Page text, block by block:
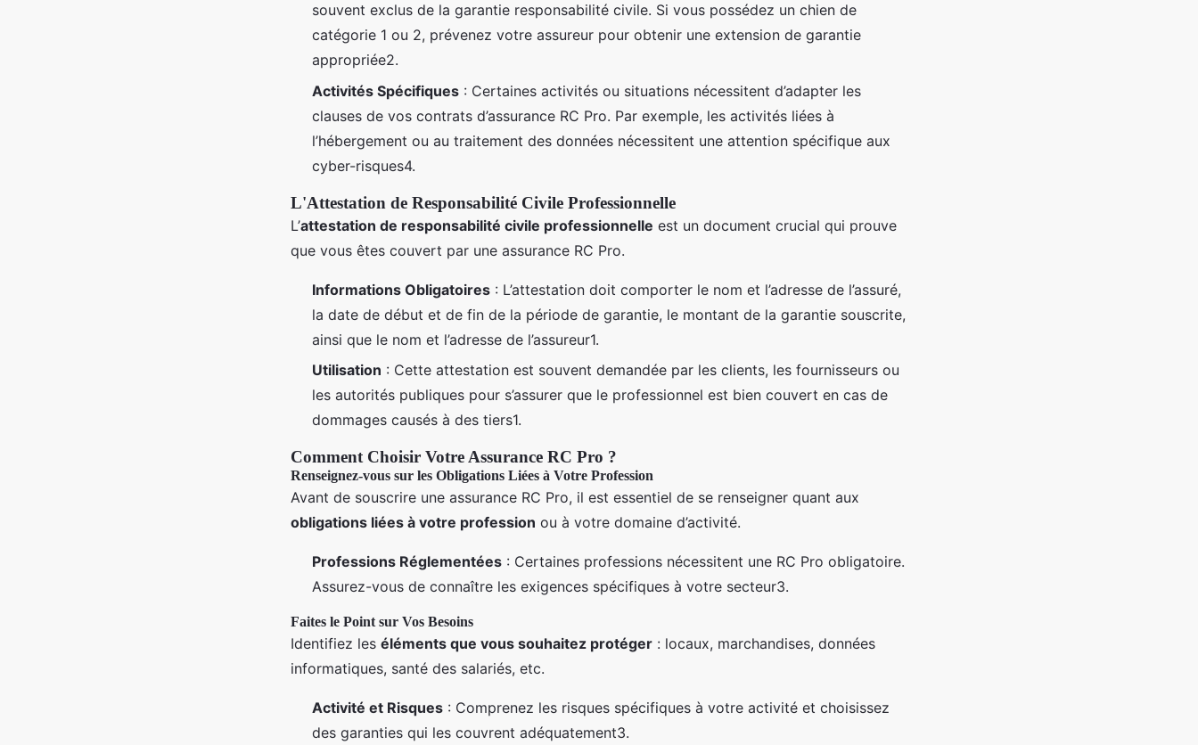
souvent exclus de la garantie responsabilité civile. Si vous possédez un chien de
catégorie 1 ou 2, prévenez votre assureur pour obtenir une extension de garantie
appropriée2.
Activités Spécifiques : Certaines activités ou situations nécessitent d’adapter les
clauses de vos contrats d’assurance RC Pro. Par exemple, les activités liées à
l’hébergement ou au traitement des données nécessitent une attention spécifique aux
cyber-risques4.
L'Attestation de Responsabilité Civile Professionnelle
L’attestation de responsabilité civile professionnelle est un document crucial qui prouve
que vous êtes couvert par une assurance RC Pro.
Informations Obligatoires : L’attestation doit comporter le nom et l’adresse de l’assuré,
la date de début et de fin de la période de garantie, le montant de la garantie souscrite,
ainsi que le nom et l’adresse de l’assureur1.
Utilisation : Cette attestation est souvent demandée par les clients, les fournisseurs ou
les autorités publiques pour s’assurer que le professionnel est bien couvert en cas de
dommages causés à des tiers1.
Comment Choisir Votre Assurance RC Pro ?
Renseignez-vous sur les Obligations Liées à Votre Profession
Avant de souscrire une assurance RC Pro, il est essentiel de se renseigner quant aux
obligations liées à votre profession ou à votre domaine d’activité.
Professions Réglementées : Certaines professions nécessitent une RC Pro obligatoire.
Assurez-vous de connaître les exigences spécifiques à votre secteur3.
Faites le Point sur Vos Besoins
Identifiez les éléments que vous souhaitez protéger : locaux, marchandises, données
informatiques, santé des salariés, etc.
Activité et Risques : Comprenez les risques spécifiques à votre activité et choisissez
des garanties qui les couvrent adéquatement3.